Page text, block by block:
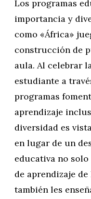
Los programas
importancia y
como «África»
construcción de
aula. Al celebrar
estudiante a
programas
aprendizaje
diversidad es
en lugar de un
educativa no
de aprendizaje
también les